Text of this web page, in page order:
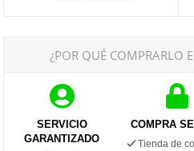
¿POR QUÉ COMPRARLO
SERVICIO
GARANTIZADO
COMPRA
Tienda de